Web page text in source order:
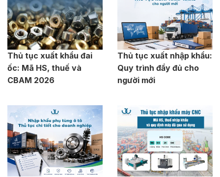
Thủ tục xuất khẩu đai
ốc: Mã HS, thuế và
CBAM 2026
Thủ tục xuất nhập khẩu:
Quy trình đầy đủ cho
người mới